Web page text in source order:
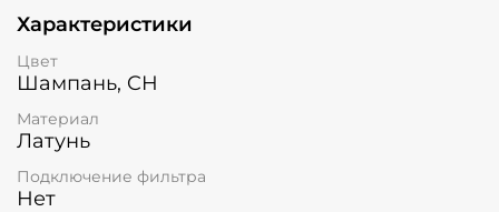
Характеристики
Цвет
Шампань, CH
Материал
Латунь
Подключение фильтра
Нет